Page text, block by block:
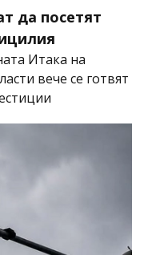
да посетят
Итака на
вече се готвят